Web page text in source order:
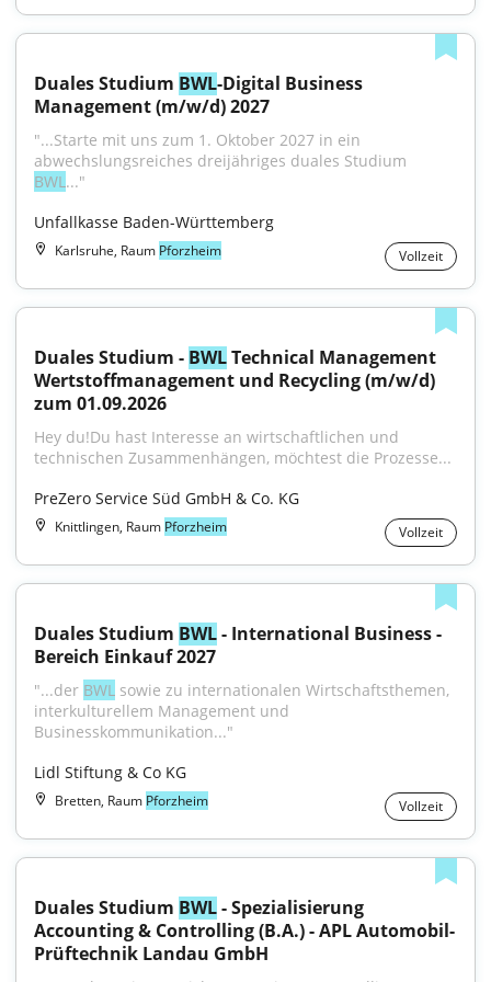
Duales Studium BWL-Digital Business
Management (m/w/d) 2027
"...Starte mit uns zum 1. Oktober 2027 in ein
BWL..."
Unfallkasse Baden-Württemberg
Karlsruhe, Raum Pforzheim Vollzeit
Duales Studium - BWL Technical Management
Wertstoffmanagement und Recycling (m/w/d)
zum 01.09.2026
Hey du!Du hast Interesse an wirtschaftlichen und
technischen Zusammenhängen, möchtest die Prozesse...
PreZero Service Süd GmbH & Co. KG
Knittlingen, Raum Pforzheim Vollzeit
Duales Studium BWL - International Business -
Bereich Einkauf 2027
"...der BWL sowie zu internationalen Wirtschaftsthemen,
interkulturellem Management und
Businesskommunikation..."
Lidl Stiftung & Co KG
Bretten, Raum Pforzheim Vollzeit
Duales Studium BWL - Spezialisierung
Accounting & Controlling (B.A.) - APL Automobil-
Prüftechnik Landau GmbH